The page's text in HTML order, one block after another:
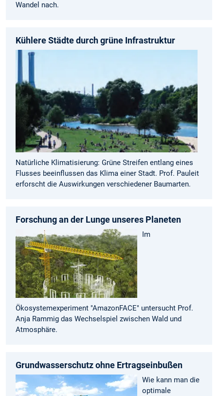
Wandel nach.
Kühlere Städte durch grüne Infrastruktur
Natürliche Klimatisierung: Grüne Streifen entlang eines
Flusses beeinflussen das Klima einer Stadt. Prof. Pauleit
erforscht die Auswirkungen verschiedener Baumarten.
Forschung an der Lunge unseres Planeten
Im
Ökosystemexperiment "AmazonFACE" untersucht Prof.
Anja Rammig das Wechselspiel zwischen Wald und
Atmosphäre.
Grundwasserschutz ohne Ertragseinbußen
Wie kann man die
optimale